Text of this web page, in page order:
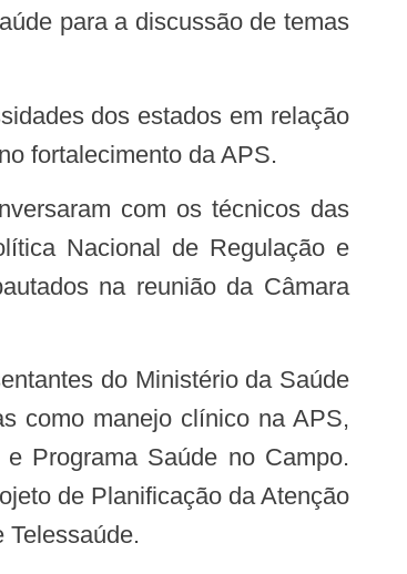
para a discussão de temas
fortalecimento da APS.
Nacional de Regulação e
na reunião da Câmara
como manejo clínico na APS,
Programa Saúde no Campo.
de Planificação da Atenção
Telessaúde.